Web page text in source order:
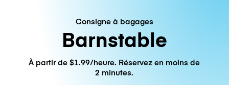
Consigne à bagages
Barnstable
À partir de $1.99/heure. Réservez en moins de
2 minutes.